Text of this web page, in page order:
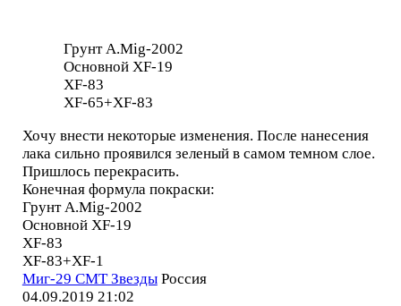
Грунт A.Mig-2002
Основной XF-19
XF-83
XF-65+XF-83
Хочу внести некоторые изменения. После нанесения
лака сильно проявился зеленый в самом темном слое.
Пришлось перекрасить.
Конечная формула покраски:
Грунт A.Mig-2002
Основной XF-19
XF-83
XF-83+XF-1
Миг-29 СМТ Звезды Россия
04.09.2019 21:02